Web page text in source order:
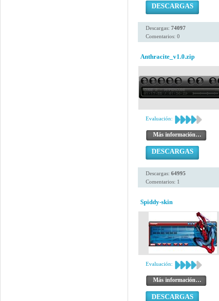
DESCARGAS
Descargas: 74097
Comentarios: 0
Anthracite_v1.0.zip
Evaluación:
Más información…
DESCARGAS
Descargas: 64995
Comentarios: 1
Spiddy-skin
Evaluación:
Más información…
DESCARGAS